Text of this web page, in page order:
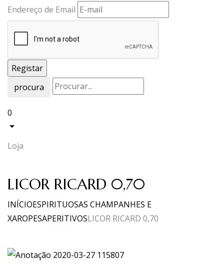
Endereço de Email
procura
0
Loja
LICOR RICARD 0,70
INÍCIOESPIRITUOSAS CHAMPANHES E
XAROPESAPERITIVOSLICOR RICARD 0,70